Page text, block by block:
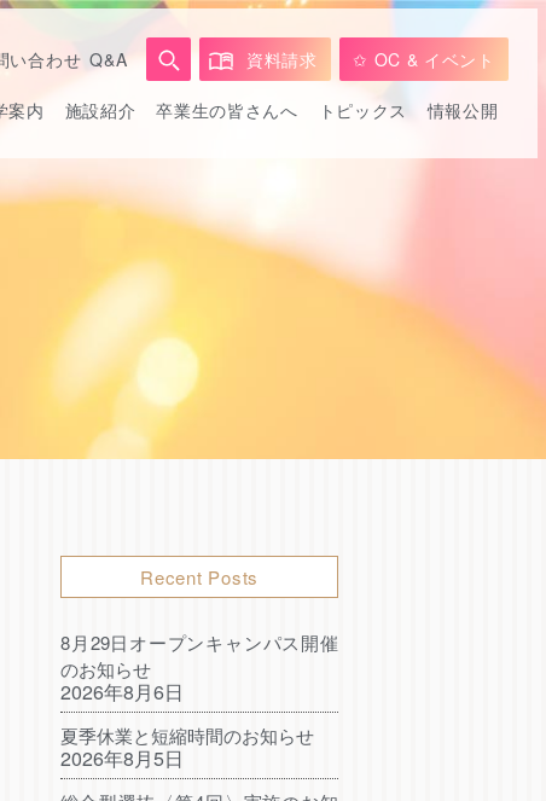
い合わせ Q&A 資料請求 ✩ OC & イベント
案内 施設紹介 卒業生の皆さんへ トピックス 情報公開
Recent Posts
8月29日オープンキャンパス開催
のお知らせ
2026年8月6日
夏季休業と短縮時間のお知らせ
2026年8月5日